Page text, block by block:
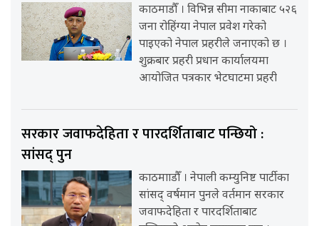
काठमाडौँ । विभिन्न सीमा नाकाबाट ५२६
जना रोहिंग्या नेपाल प्रवेश गरेको
पाइएको नेपाल प्रहरीले जनाएको छ ।
शुक्रबार प्रहरी प्रधान कार्यालयमा
आयोजित पत्रकार भेटघाटमा प्रहरी
सरकार जवाफदेहिता र पारदर्शिताबाट पन्छियो :
सांसद् पुन
काठमााडौँ । नेपाली कम्युनिष्ट पार्टीका
सांसद् वर्षमान पुनले वर्तमान सरकार
जवाफदेहिता र पारदर्शिताबाट